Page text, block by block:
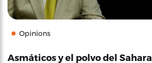
Opinions
Asmáticos y el polvo del Sahara